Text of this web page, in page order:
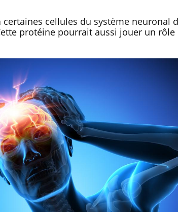
cellules du système neuronal
protéine pourrait aussi jouer un